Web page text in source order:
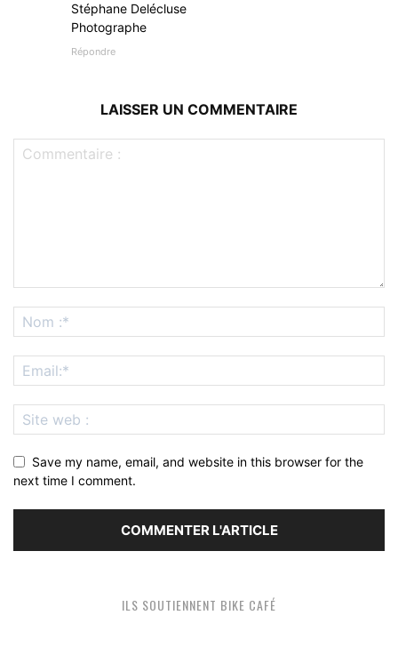
Stéphane Delécluse
Photographe
Répondre
LAISSER UN COMMENTAIRE
Save my name, email, and website in this browser for the
next time I comment.